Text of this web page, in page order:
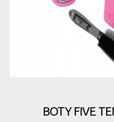
BOTY FIVE